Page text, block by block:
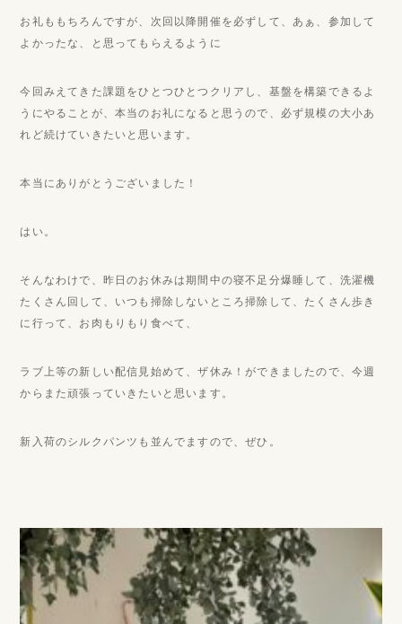
お礼ももちろんですが、次回以降開催を必ずして、あぁ、参加して
よかったな、と思ってもらえるように
今回みえてきた課題をひとつひとつクリアし、基盤を構築できるよ
うにやることが、本当のお礼になると思うので、必ず規模の大小あ
れど続けていきたいと思います。
本当にありがとうございました！
はい。
そんなわけで、昨日のお休みは期間中の寝不足分爆睡して、洗濯機
たくさん回して、いつも掃除しないところ掃除して、たくさん歩き
に行って、お肉もりもり食べて、
ラブ上等の新しい配信見始めて、ザ休み！ができましたので、今週
からまた頑張っていきたいと思います。
新入荷のシルクパンツも並んでますので、ぜひ。